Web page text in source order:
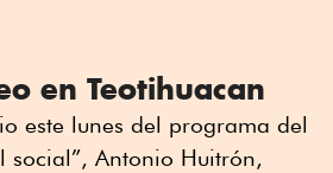
en Teotihuacan
este lunes del programa del
social”, Antonio Huitrón,